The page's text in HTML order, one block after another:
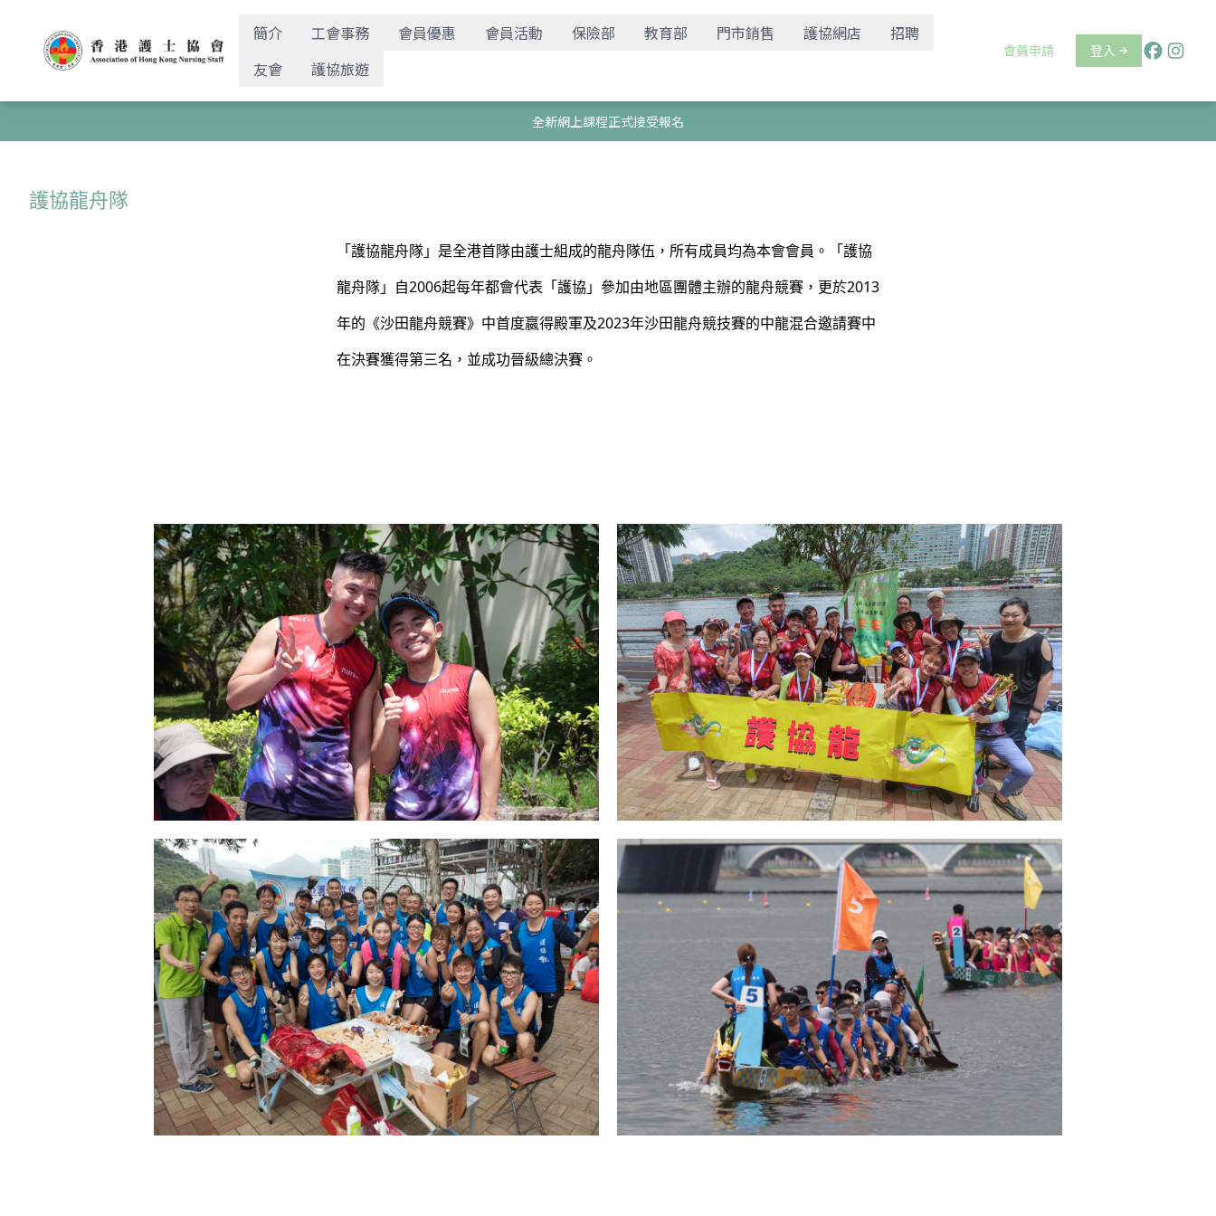
簡介 工會事務 會員優惠 會員活動 保險部 教育部 門市銷售 護協網店
招聘
友會
護協旅遊
會員申請 登入
全新網上課程正式接受報名
護協龍舟隊
「護協龍舟隊」是全港首隊由護士組成的龍舟隊伍，所有成員均為本會會員。「護協
龍舟隊」自2006起每年都會代表「護協」參加由地區團體主辦的龍舟競賽，更於2013
年的《沙田龍舟競賽》中首度嬴得殿軍及2023年沙田龍舟競技賽的中龍混合邀請賽中
在決賽獲得第三名，並成功晉級總決賽。